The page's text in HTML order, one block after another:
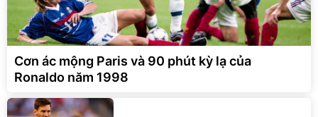
Cơn ác mộng Paris và 90 phút kỳ lạ của
Ronaldo năm 1998